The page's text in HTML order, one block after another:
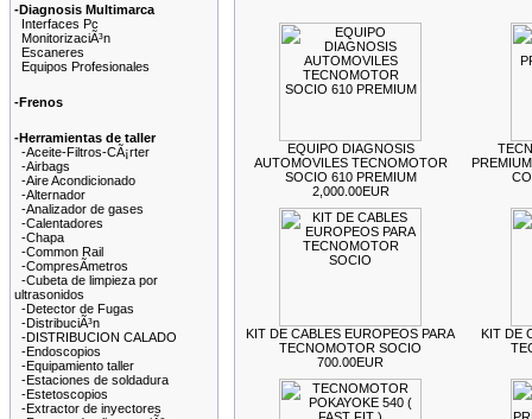
-Diagnosis Multimarca
Interfaces Pc
MonitorizaciÃ³n
Escaneres
Equipos Profesionales
-Frenos
-Herramientas de taller
-Aceite-Filtros-CÃ¡rter
-Airbags
-Aire Acondicionado
-Alternador
-Analizador de gases
-Calentadores
-Chapa
-Common Rail
-CompresÃ­metros
-Cubeta de limpieza por
ultrasonidos
-Detector de Fugas
-DistribuciÃ³n
-DISTRIBUCION CALADO
-Endoscopios
-Equipamiento taller
-Estaciones de soldadura
-Estetoscopios
-Extractor de inyectores
EQUIPO DIAGNOSIS
AUTOMOVILES TECNOMOTOR
SOCIO 610 PREMIUM
2,000.00EUR
KIT DE CABLES EUROPEOS PARA
TECNOMOTOR SOCIO
700.00EUR
KIT DE